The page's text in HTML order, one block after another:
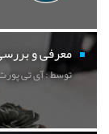
معرفی و
توسط : آی تی